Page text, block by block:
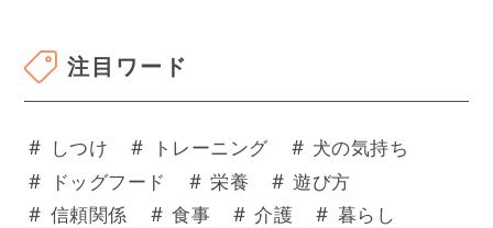
介！
注目ワード
＃ しつけ ＃ トレーニング ＃ 犬の気持ち
＃ ドッグフード ＃ 栄養 ＃ 遊び方
＃ 信頼関係 ＃ 食事 ＃ 介護 ＃ 暮らし